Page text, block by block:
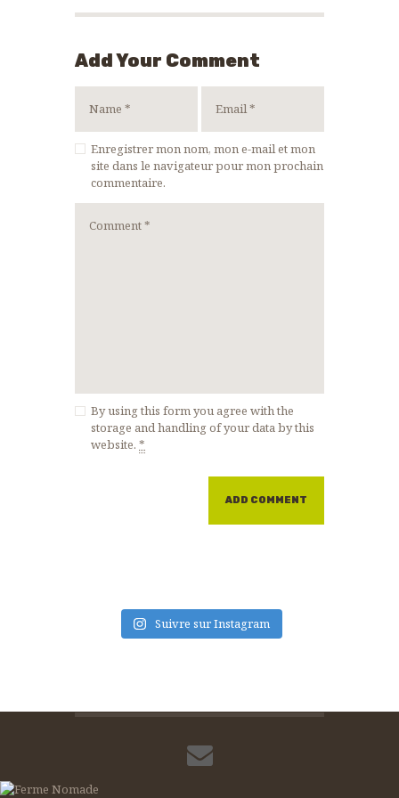
Add Your Comment
Enregistrer mon nom, mon e-mail et mon
site dans le navigateur pour mon prochain
commentaire.
By using this form you agree with the
storage and handling of your data by this
website.*
Suivre sur Instagram